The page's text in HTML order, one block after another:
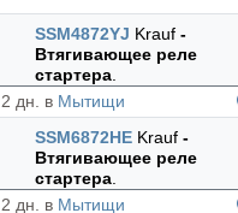
SSM4872YJ Krauf -
Втягивающее реле
стартера.
2 дн. в Мытищи
SSM6872HE Krauf-
Втягивающее реле
стартера.
2 дн. в Мытищи